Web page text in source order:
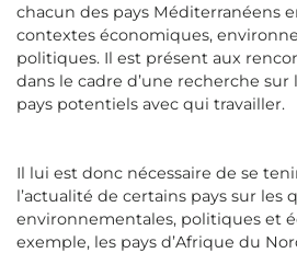
chacun des pays Méditerranéens
contextes économiques,
politiques. Il est présent aux
dans le cadre d’une recherche
pays potentiels avec qui travailler.
Il lui est donc nécessaire de se
l’actualité de certains pays sur les
environnementales, politiques et
exemple, les pays d’Afrique du